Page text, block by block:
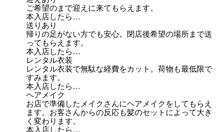
ご希望のまで迎えに来てもらえます。
本入店したら…
送りあり
帰りの足がない方でも安心。閉店後希望の場所まで送
ってもらえます。
本入店したら…
レンタル衣装
レンタル衣装で無駄な経費をカット。荷物も最低限で
すみます。
本入店したら…
ヘアメイク
お店で準備したメイクさんにヘアメイクをしてもらえ
ます。お客さんからの反応も髪のセットによって大き
く変わります。
本入店したら…